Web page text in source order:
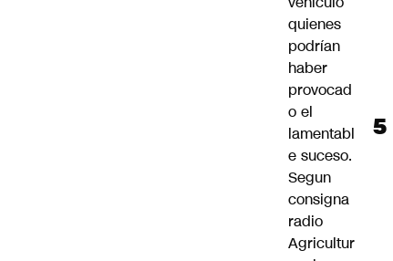
quienes
podrían
haber
provocad
o el
lamentabl
e suceso.
Segun
consigna
radio
Agricultur